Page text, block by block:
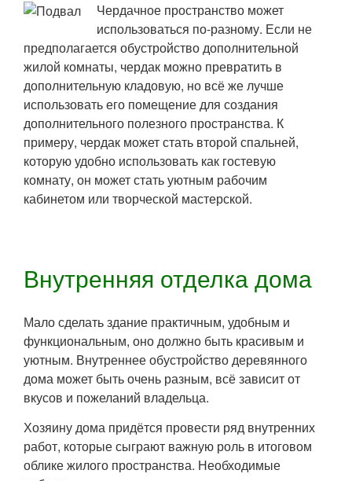
Чердачное пространство может
использоваться по-разному. Если не
предполагается обустройство дополнительной
жилой комнаты, чердак можно превратить в
дополнительную кладовую, но всё же лучше
использовать его помещение для создания
дополнительного полезного пространства. К
примеру, чердак может стать второй спальней,
которую удобно использовать как гостевую
комнату, он может стать уютным рабочим
кабинетом или творческой мастерской.
Внутренняя отделка дома
Мало сделать здание практичным, удобным и
функциональным, оно должно быть красивым и
уютным. Внутреннее обустройство деревянного
дома может быть очень разным, всё зависит от
вкусов и пожеланий владельца.
Хозяину дома придётся провести ряд внутренних
работ, которые сыграют важную роль в итоговом
облике жилого пространства. Необходимые